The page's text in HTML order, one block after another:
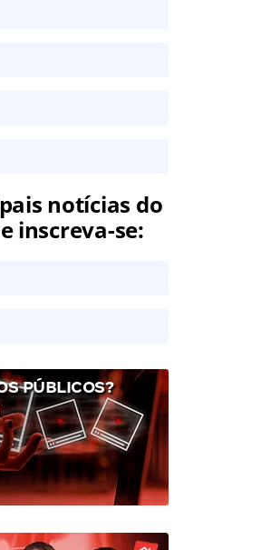
notícias do
inscreva-se:
PÚBLICOS?